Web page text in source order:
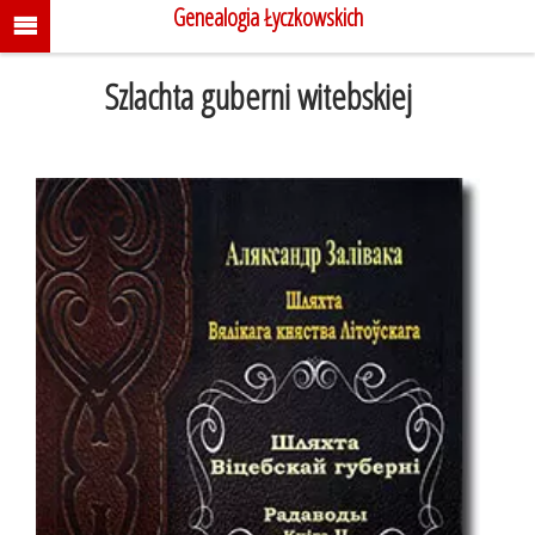
Genealogia Łyczkowskich
Szlachta guberni witebskiej